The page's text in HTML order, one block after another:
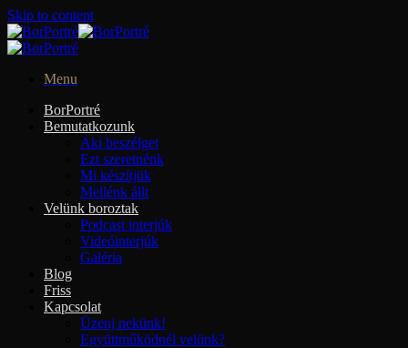
Skip to content
Menu
BorPortré
Bemutatkozunk
Aki beszélget
Ezt szeretnénk
Mi készítjük
Mellénk állt
Velünk boroztak
Podcast interjúk
Videóinterjúk
Galéria
Blog
Friss
Kapcsolat
Üzenj nekünk!
Együttműködnél velünk?